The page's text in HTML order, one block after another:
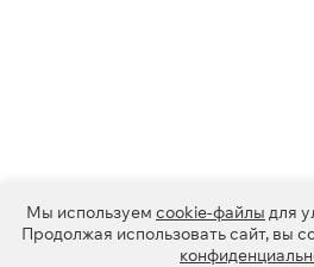
Мы используем cookie-файлы для
Продолжая использовать сайт, вы